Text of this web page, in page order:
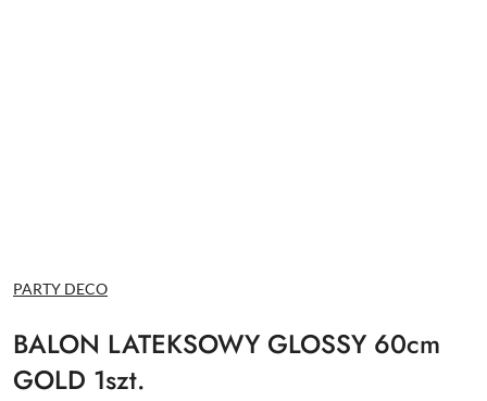
NAZWA
PRODUCENTA:
PARTY DECO
BALON LATEKSOWY GLOSSY 60cm
GOLD 1szt.